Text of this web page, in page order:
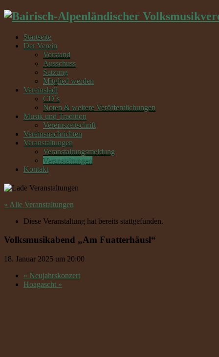
Startseite
Der Verein
Vorstand
Ausschuss
Satzung
Mitglied werden
Vereinsladl
CD´s
Noten & weitere Veröffentlichungen
Musik und Tradition
Vereinszeitschrift
Vereinsnachrichten
Veranstaltungen
Veranstaltungsmeldung
Veranstaltungen
Kontakt
« Alle Veranstaltungen
Diese Veranstaltung hat bereits stattgefunden.
Volksmusikabend „Am Fuatterhäusl“
18. Januar 2025 um 20:00
« Neujahrskonzert
Hoagascht »